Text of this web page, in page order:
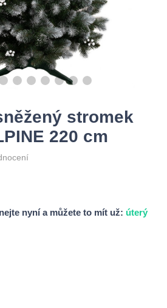
stromek
220 cm
nyní a můžete to mít už: úterý